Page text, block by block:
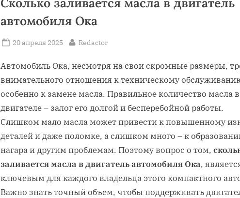
автомобиля Ока
Posted
20 апреля 2025 By
Redactor
Автомобиль Ока, несмотря на свои скромные размеры,
внимательного отношения к техническому
особенно к замене масла. Правильное количество масла в
двигателе – залог его долгой и бесперебойной работы.
Слишком мало масла может привести к повышенному
деталей и даже поломке, а слишком много – к
нагара и другим проблемам. Поэтому вопрос о том,
заливается масла в двигатель автомобиля Ока,
ключевым для каждого владельца этого компактного
Важно знать точный объем, чтобы поддерживать